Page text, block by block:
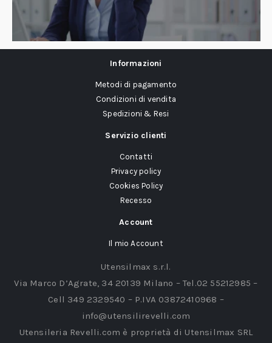
Informazioni
Metodi di pagamento
Condizioni di vendita
Spedizioni & Resi
Servizio clienti
Contatti
Privacy policy
Cookies Policy
Recesso
Account
Il mio Account
Utensilmax s.r.l.
Via Marco D’Agrate, 34 20139 Milano – Tel.02 55212985 –
Cell 349 2329540 – P.IVA 03872410968 –
info@utensilirevelli.com
Utensileria Revelli.com è proprietà di Utensilmax SRL